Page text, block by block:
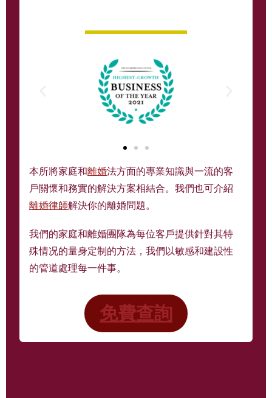
本所將家庭和離婚法方面的專業知識與一流的客
戶關懷和務實的解決方案相結合。我們也可介紹
離婚律師解決你的離婚問題。
我們的家庭和離婚團隊為每位客戶提供針對其特
殊情况的量身定制的方法，我們以敏感和建設性
的管道處理每一件事。
免費查詢